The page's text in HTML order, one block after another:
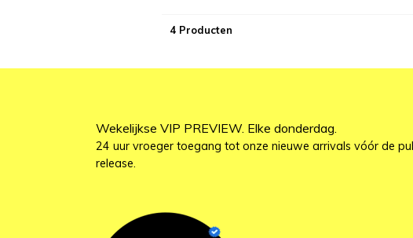
4 Producten
Wekelijkse VIP PREVIEW. Elke donderdag.
24 uur vroeger toegang tot onze nieuwe arrivals vóór de
release.